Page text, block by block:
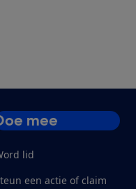
mee
lid
een actie of claim